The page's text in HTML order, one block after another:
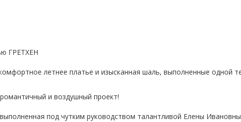
ГРЕТХЕН
летнее платье и изысканная шаль, выполненные одной
и воздушный проект!
под чутким руководством талантливой Елены